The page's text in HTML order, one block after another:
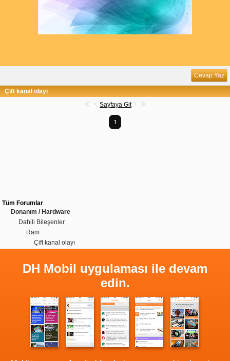
Cevap Yaz
Çift kanal olayı
Sayfaya Git
1
Tüm Forumlar
Donanım / Hardware
Dahili Bileşenler
Ram
Çift kanal olayı
DH Mobil uygulaması ile devam
edin.